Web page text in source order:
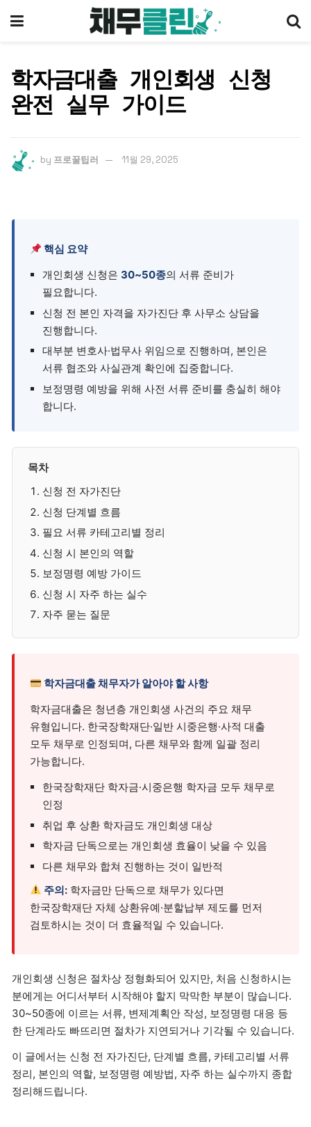
학자금대출 개인회생 신청
완전 실무 가이드
by 프로꿀팁러 11월 29, 2025
핵심 요약
개인회생 신청은 30~50종의 서류 준비가
필요합니다.
신청 전 본인 자격을 자가진단 후 사무소 상담을
진행합니다.
대부분 변호사·법무사 위임으로 진행하며, 본인은
서류 협조와 사실관계 확인에 집중합니다.
보정명령 예방을 위해 사전 서류 준비를 충실히 해야
합니다.
목차
신청 전 자가진단
신청 단계별 흐름
필요 서류 카테고리별 정리
신청 시 본인의 역할
보정명령 예방 가이드
신청 시 자주 하는 실수
자주 묻는 질문
학자금대출 채무자가 알아야 할 사항
학자금대출은 청년층 개인회생 사건의 주요 채무
유형입니다. 한국장학재단·일반 시중은행·사적 대출
모두 채무로 인정되며, 다른 채무와 함께 일괄 정리
가능합니다.
한국장학재단 학자금·시중은행 학자금 모두 채무로
인정
취업 후 상환 학자금도 개인회생 대상
학자금 단독으로는 개인회생 효율이 낮을 수 있음
다른 채무와 합쳐 진행하는 것이 일반적
주의: 학자금만 단독으로 채무가 있다면
한국장학재단 자체 상환유예·분할납부 제도를 먼저
검토하시는 것이 더 효율적일 수 있습니다.
개인회생 신청은 절차상 정형화되어 있지만, 처음 신청하시는
분에게는 어디서부터 시작해야 할지 막막한 부분이 많습니다.
30~50종에 이르는 서류, 변제계획안 작성, 보정명령 대응 등
한 단계라도 빠뜨리면 절차가 지연되거나 기각될 수 있습니다.
이 글에서는 신청 전 자가진단, 단계별 흐름, 카테고리별 서류
정리, 본인의 역할, 보정명령 예방법, 자주 하는 실수까지 종합
정리해드립니다.